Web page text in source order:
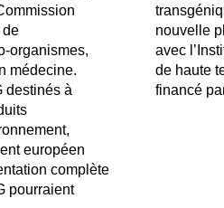
de
organismes,
médecine.
destinés à
européen
complète
pourraient
nouvelle
avec
de haute
financé